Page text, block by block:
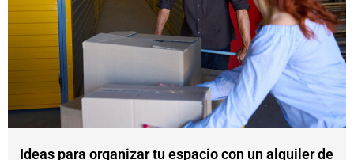
Ideas para organizar tu espacio con un alquiler de